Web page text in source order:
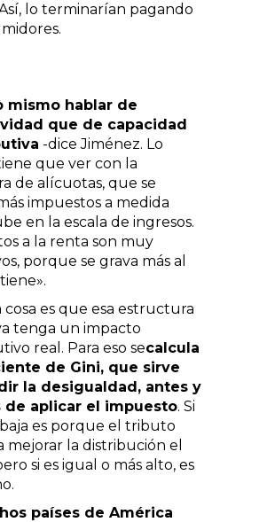
lo terminarían pagando
mismo hablar de
que de capacidad
-dice Jiménez. Lo
que ver con la
de alícuotas, que se
impuestos a medida
en la escala de ingresos.
a la renta son muy
porque se grava más al
cosa es que esa estructura
tenga un impacto
real. Para eso secalcula
de Gini, que sirve
la desigualdad, antes y
de aplicar el impuesto. Si
es porque el tributo
mejorar la distribución el
si es igual o más alto, es
países de América